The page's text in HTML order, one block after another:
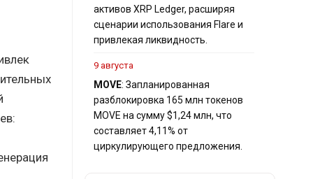
активов XRP Ledger, расширяя
сценарии использования Flare и
привлекая ликвидность.
9 августа
MOVE: Запланированная
разблокировка 165 млн токенов
MOVE на сумму $1,24 млн, что
составляет 4,11% от
циркулирующего предложения.